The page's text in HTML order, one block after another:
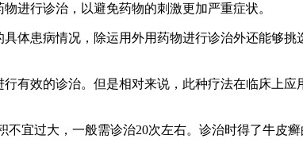
进行诊治，以避免药物的刺激更加严重症状。
患病情况，除运用外用药物进行诊治外还能够挑
效的诊治。但是相对来说，此种疗法在临床上应
过大，一般需诊治20次左右。诊治时得了牛皮